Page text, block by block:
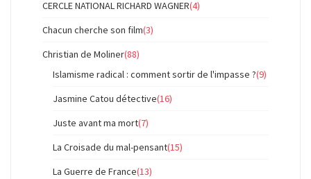
CERCLE NATIONAL RICHARD WAGNER(4)
Chacun cherche son film(3)
Christian de Moliner(88)
Islamisme radical : comment sortir de l'impasse ?(9)
Jasmine Catou détective(16)
Juste avant ma mort(7)
La Croisade du mal-pensant(15)
La Guerre de France(13)